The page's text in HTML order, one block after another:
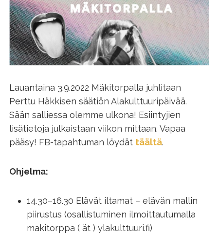
Lauantaina 3.9.2022 Mäkitorpalla juhlitaan
Perttu Häkkisen säätiön Alakulttuuripäivää.
Sään salliessa olemme ulkona! Esiintyjien
lisätietoja julkaistaan viikon mittaan. Vapaa
pääsy! FB-tapahtuman löydät täältä.
Ohjelma:
14.30–16.30 Elävät iltamat – elävän mallin
piirustus (osallistuminen ilmoittautumalla
makitorppa ( ät ) ylakulttuuri.fi)